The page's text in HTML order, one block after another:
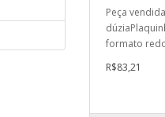
Peça
formato
R$83,21